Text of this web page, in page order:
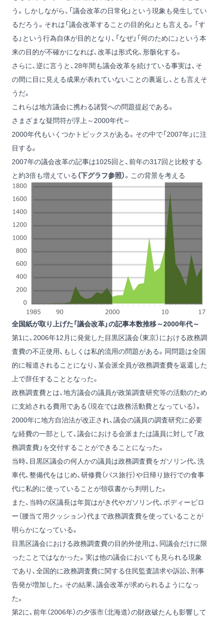
う。しかしながら、「議会改革の日常化」という現象も発生してい
るだろう。それは「議会改革することの目的化」とも言える。「す
る」という行為自体が目的となり、「なぜ」「何のために」という本
来の目的が不確かになれば、改革は形式化、形骸化する。
さらに、逆に言うと、28年間も議会改革を続けている事実は、そ
の間に目に見える成果が表れていないことの裏返し、とも言えそ
うだ。
これらは地方議会に携わる諸賢への問題提起である。
さまざまな疑問符が浮上～2000年代～
2000年代もいくつかトピックスがある。その中で「2007年」に注
目する。
2007年の議会改革の記事は1025回と、前年の317回と比較する
と約3倍も増えている （下グラフ参照）。この背景を考える
全国紙が取り上げた「議会改革」の記事本数推移～2000年代～
第1に、2006年12月に発覚した目黒区議会（東京）における政務調
査費の不正使用、もしくは私的流用の問題がある。同問題は全国
的に報道されることになり、某会派全員が政務調査費を返還した
上で辞任することとなった。
政務調査費とは、地方議会の議員が政策調査研究等の活動のため
に支給される費用である（現在では政務活動費となっている）。
2000年に地方自治法が改正され、議会の議員の調査研究に必要
な経費の一部として、議会における会派または議員に対して「政
務調査費」を交付することができることになった。
当時、目黒区議会の何人かの議員は政務調査費をガソリン代、洗
車代、整備代をはじめ、研修費（バス旅行）や日帰り旅行での食事
代に私的に使っていることが領収書から判明した。
また、当時の区議長は年賀はがき代やガソリン代、ボディーピロ
ー（腰当て用クッション）代まで政務調査費を使っていることが
明らかになっている。
目黒区議会における政務調査費の目的外使用は、同議会だけに限
ったことではなかった。実は他の議会においても見られる現象
であり、全国的に政務調査費に関する住民監査請求や訴訟、刑事
告発が増加した。その結果、議会改革が求められるようになっ
た。
第2に、前年（2006年）の夕張市（北海道）の財政破たんも影響して